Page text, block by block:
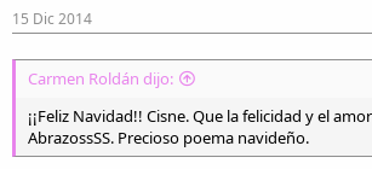
15 Dic 2014
Carmen Roldán dijo:
¡¡Feliz Navidad!! Cisne. Que la felicidad y el
AbrazossSS. Precioso poema navideño.